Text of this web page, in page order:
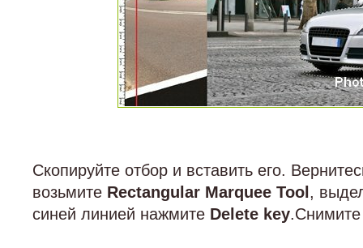
Скопируйте отбор и вставить его.
возьмите Rectangular Marquee Tool ,
синей линией нажмите Delete key